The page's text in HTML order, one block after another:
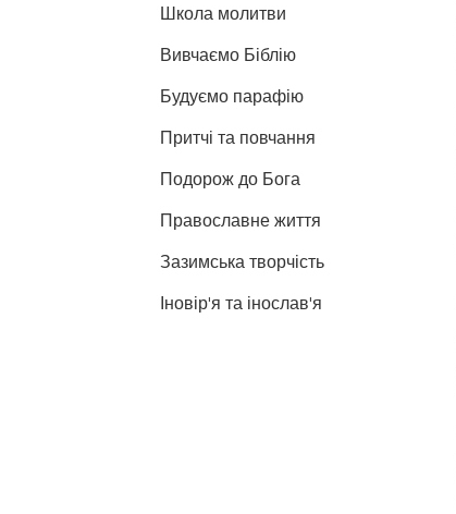
Школа молитви
Вивчаємо Біблію
Будуємо парафію
Притчі та повчання
Подорож до Бога
Православне життя
Зазимська творчість
Іновір'я та інослав'я